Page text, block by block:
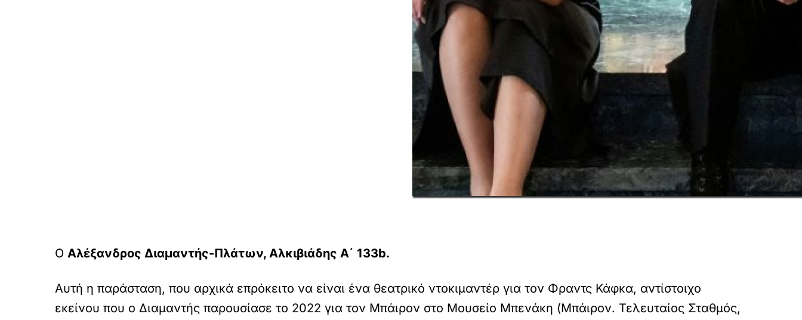
Ο Αλέξανδρος Διαμαντής-Πλάτων, Αλκιβιάδης Α΄ 133b.
Αυτή η παράσταση, που αρχικά επρόκειτο να είναι ένα θεατρικό ντοκιμαντέρ για τον Φραντς Κάφκα, αντίστοιχο
εκείνου που ο Διαμαντής παρουσίασε το 2022 για τον Μπάιρον στο Μουσείο Μπενάκη (Μπάιρον. Τελευταίος Σταθμός,